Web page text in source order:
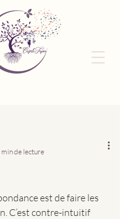
min de lecture
sur 5.
est de faire les
C’est contre-intuitif